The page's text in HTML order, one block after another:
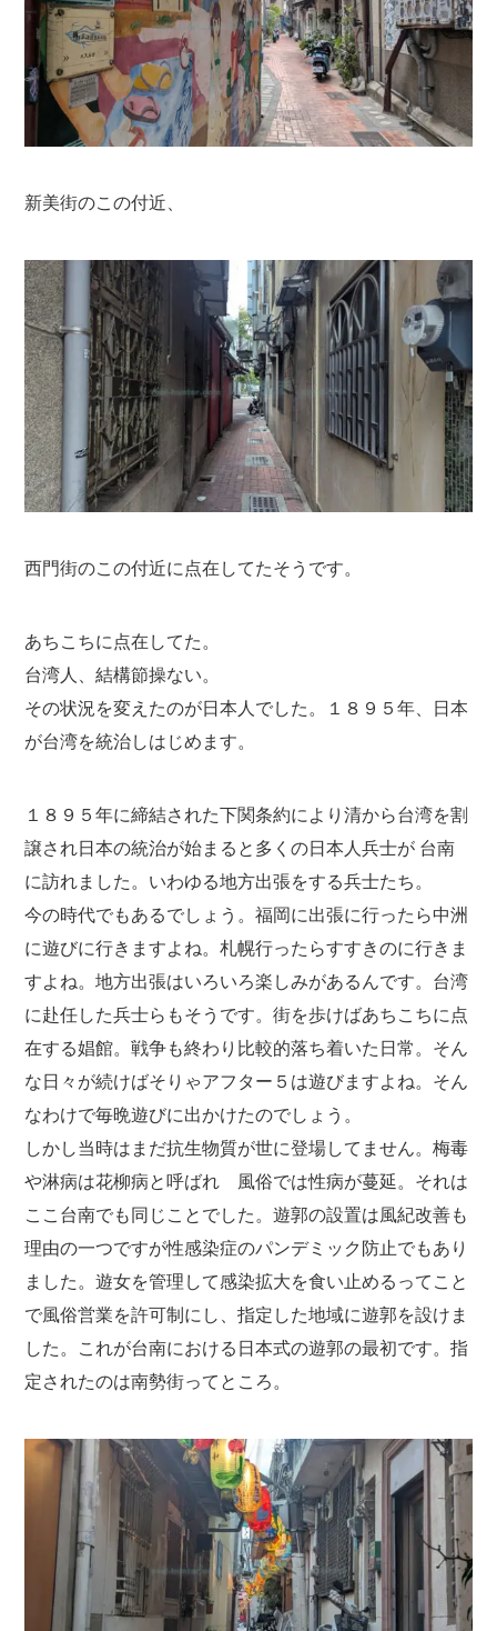
新美街のこの付近、
西門街のこの付近に点在してたそうです。
あちこちに点在してた。
台湾人、結構節操ない。
その状況を変えたのが日本人でした。１８９５年、日本
が台湾を統治しはじめます。
１８９５年に締結された下関条約により清から台湾を割
譲され日本の統治が始まると多くの日本人兵士が 台南
に訪れました。いわゆる地方出張をする兵士たち。
今の時代でもあるでしょう。福岡に出張に行ったら中洲
に遊びに行きますよね。札幌行ったらすすきのに行きま
すよね。地方出張はいろいろ楽しみがあるんです。台湾
に赴任した兵士らもそうです。街を歩けばあちこちに点
在する娼館。戦争も終わり比較的落ち着いた日常。そん
な日々が続けばそりゃアフター５は遊びますよね。そん
なわけで毎晩遊びに出かけたのでしょう。
しかし当時はまだ抗生物質が世に登場してません。梅毒
や淋病は花柳病と呼ばれ 風俗では性病が蔓延。それは
ここ台南でも同じことでした。遊郭の設置は風紀改善も
理由の一つですが性感染症のパンデミック防止でもあり
ました。遊女を管理して感染拡大を食い止めるってこと
で風俗営業を許可制にし、指定した地域に遊郭を設けま
した。これが台南における日本式の遊郭の最初です。指
定されたのは南勢街ってところ。